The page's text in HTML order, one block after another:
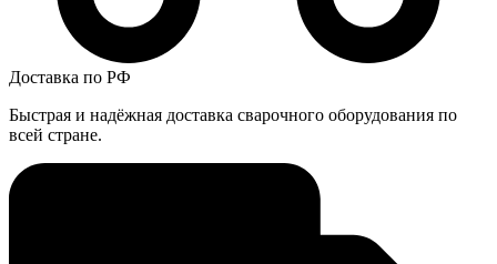
Доставка по РФ
Быстрая и надёжная доставка сварочного оборудования по
всей стране.